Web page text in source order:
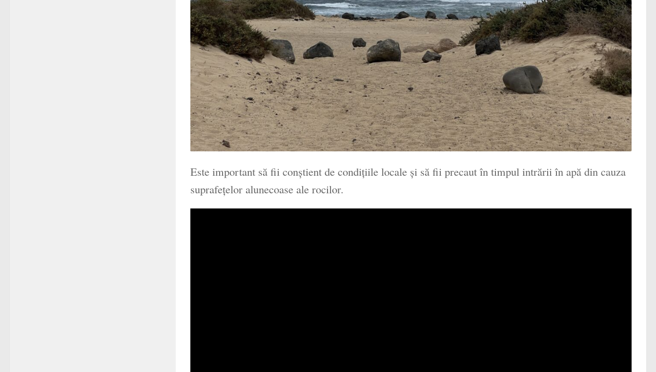
Este important să fii conștient de condițiile locale și să fii precaut în timpul intrării în apă din cauza
suprafețelor alunecoase ale rocilor.